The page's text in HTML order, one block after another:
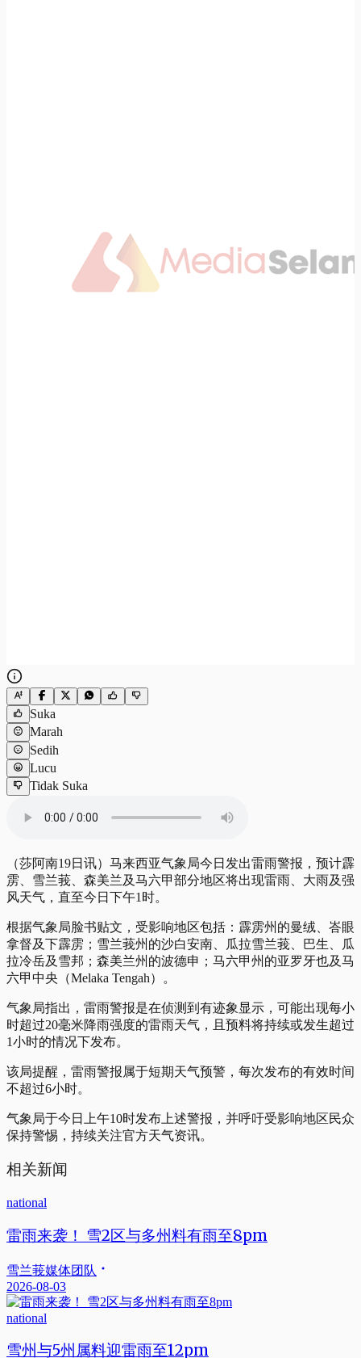
Suka
Marah
Sedih
Lucu
Tidak Suka
（莎阿南19日讯）马来西亚气象局今日发出雷雨警报，预计霹
雳、雪兰莪、森美兰及马六甲部分地区将出现雷雨、大雨及强
风天气，直至今日下午1时。
根据气象局脸书贴文，受影响地区包括：霹雳州的曼绒、峇眼
拿督及下霹雳；雪兰莪州的沙白安南、瓜拉雪兰莪、巴生、瓜
拉冷岳及雪邦；森美兰州的波德申；马六甲州的亚罗牙也及马
六甲中央（Melaka Tengah）。
气象局指出，雷雨警报是在侦测到有迹象显示，可能出现每小
时超过20毫米降雨强度的雷雨天气，且预料将持续或发生超过
1小时的情况下发布。
该局提醒，雷雨警报属于短期天气预警，每次发布的有效时间
不超过6小时。
气象局于今日上午10时发布上述警报，并呼吁受影响地区民众
保持警惕，持续关注官方天气资讯。
相关新闻
national
雷雨来袭！ 雪2区与多州料有雨至8pm
雪兰莪媒体团队
2026-08-03
national
雪州与5州属料迎雷雨至12pm